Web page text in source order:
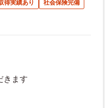
得実績あり
社会保険完備
きます